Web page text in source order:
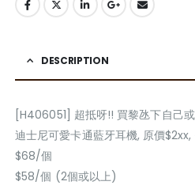
DESCRIPTION
[H406051] 超抵呀!! 買黎氹下自己
迪士尼可愛卡通藍牙耳機, 原價
$68/個
$58/個 (2個或以上)